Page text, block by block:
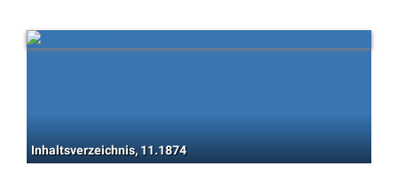
Inhaltsverzeichnis, 11.1874